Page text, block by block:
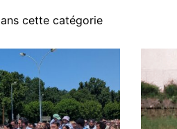
cette catégorie